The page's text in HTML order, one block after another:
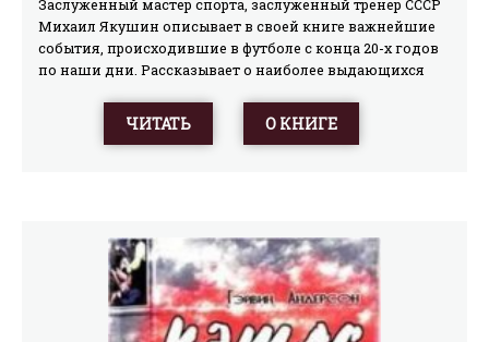
Заслуженный мастер спорта, заслуженный тренер СССР
Михаил Якушин описывает в своей книге важнейшие
события, происходившие в футболе с конца 20-х годов
по наши дни. Рассказывает о наиболее выдающихся
вопросы воспитания спортсменов, на острые проблемы
этого вида спорта.
ЧИТАТЬ О КНИГЕ